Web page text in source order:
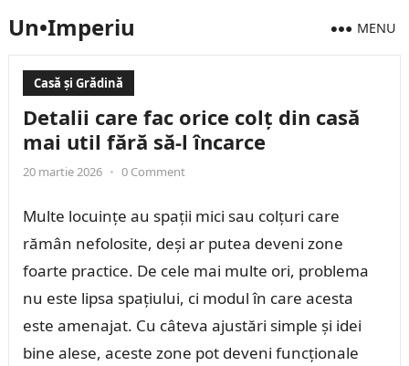
Un•Imperiu MENU
Casă și Grădină
Detalii care fac orice colț din casă
mai util fără să-l încarce
20 martie 2026 • 0 Comment
Multe locuințe au spații mici sau colțuri care
rămân nefolosite, deși ar putea deveni zone
foarte practice. De cele mai multe ori, problema
nu este lipsa spațiului, ci modul în care acesta
este amenajat. Cu câteva ajustări simple și idei
bine alese, aceste zone pot deveni funcționale